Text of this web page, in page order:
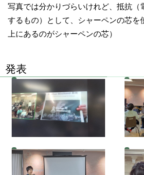
写真では分かりづらいけれど、抵抗（
するもの）として、シャーペンの芯を
上にあるのがシャーペンの芯）
発表